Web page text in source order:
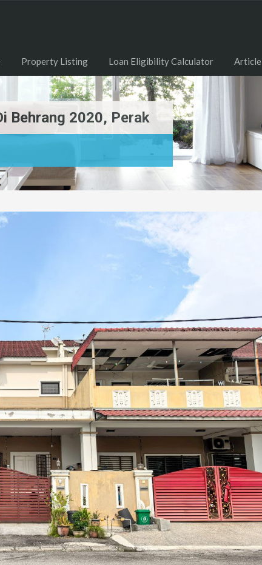
Property Listing Loan Eligibility Calculator Article
Behrang 2020, Perak